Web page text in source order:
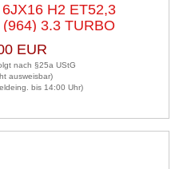
H2 ET52,3
Satz (je 2 Stück)
3.3 TURBO
EUR
nach §25a UStG
ausweisbar)
bis 14:00 Uhr)